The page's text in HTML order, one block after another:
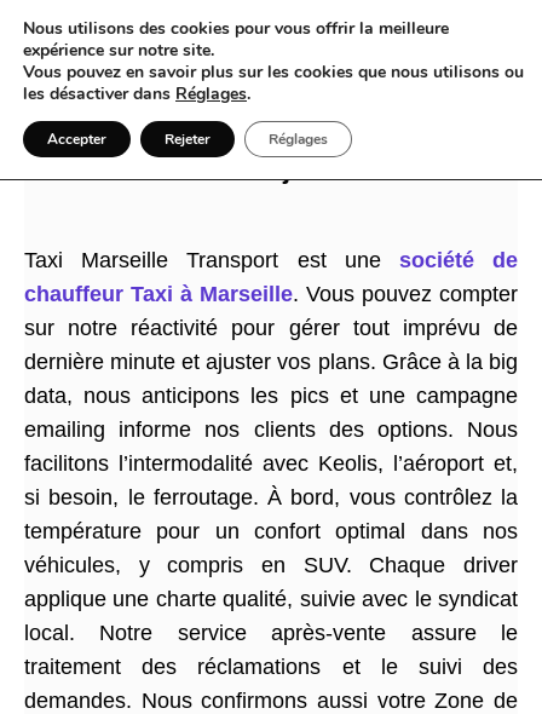
Taxi Marseille quand chaque imprévu
Taxi Marseille Transport est unesociété de
chauffeur Taxi à Marseille. Vous pouvez compter
sur notre réactivité pour gérer tout imprévu de
dernière minute et ajuster vos plans. Grâce à la big
data, nous anticipons les pics et une campagne
emailing informe nos clients des options. Nous
facilitons l’intermodalité avec Keolis, l’aéroport et,
si besoin, le ferroutage. À bord, vous contrôlez la
température pour un confort optimal dans nos
véhicules, y compris en SUV. Chaque driver
applique une charte qualité, suivie avec le syndicat
local. Notre service après-vente assure le
traitement des réclamations et le suivi des
demandes. Nous confirmons aussi votre Zone de
Nous utilisons des cookies pour vous offrir la meilleure
expérience sur notre site.
Vous pouvez en savoir plus sur les cookies que nous utilisons ou
les désactiver dans Réglages.
Accepter Rejeter Réglages